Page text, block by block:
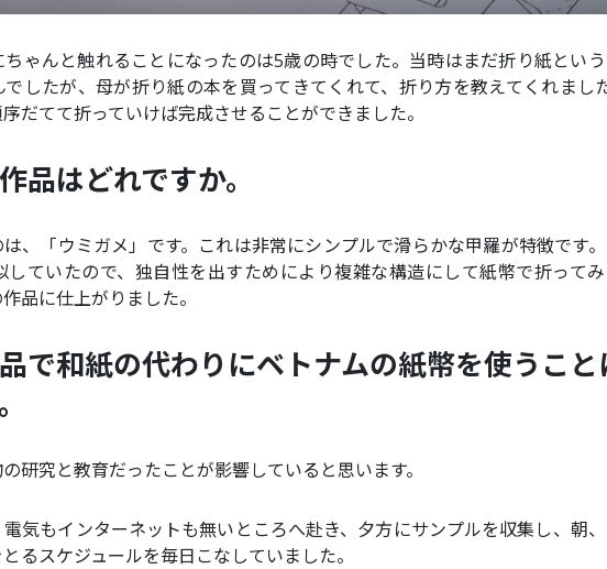
ちゃんと触れることになったのは5歳の時でした。当時はまだ折り紙とい
したが、母が折り紙の本を買ってきてくれて、折り方を教えてくれまし
だてて折っていけば完成させることができました。
品はどれですか。
、「ウミガメ」です。これは非常にシンプルで滑らかな甲羅が特徴です
していたので、独自性を出すためにより複雑な構造にして紙幣で折って
品に仕上がりました。
で和紙の代わりにベトナムの紙幣を使うこと
研究と教育だったことが影響していると思います。
気もインターネットも無いところへ赴き、夕方にサンプルを収集し、朝
るスケジュールを毎日こなしていました。